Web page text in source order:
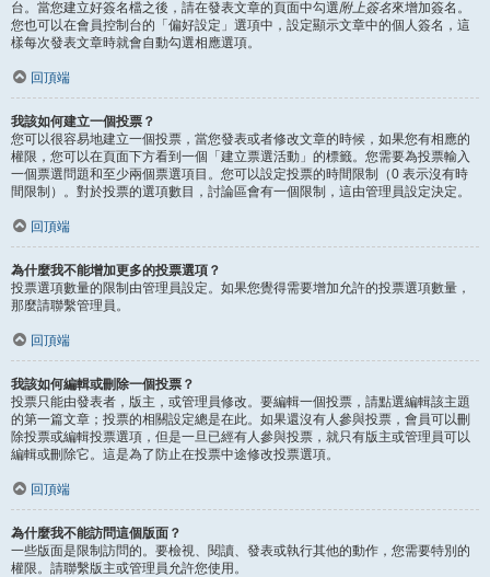
台。當您建立好簽名檔之後，請在發表文章的頁面中勾選附上簽名來增加簽名。
您也可以在會員控制台的「偏好設定」選項中，設定顯示文章中的個人簽名，這
樣每次發表文章時就會自動勾選相應選項。
回頂端
我該如何建立一個投票？
您可以很容易地建立一個投票，當您發表或者修改文章的時候，如果您有相應的
權限，您可以在頁面下方看到一個「建立票選活動」的標籤。您需要為投票輸入
一個票選問題和至少兩個票選項目。您可以設定投票的時間限制（0 表示沒有時
間限制）。對於投票的選項數目，討論區會有一個限制，這由管理員設定決定。
回頂端
為什麼我不能增加更多的投票選項？
投票選項數量的限制由管理員設定。如果您覺得需要增加允許的投票選項數量，
那麼請聯繫管理員。
回頂端
我該如何編輯或刪除一個投票？
投票只能由發表者，版主，或管理員修改。要編輯一個投票，請點選編輯該主題
的第一篇文章；投票的相關設定總是在此。如果還沒有人參與投票，會員可以刪
除投票或編輯投票選項，但是一旦已經有人參與投票，就只有版主或管理員可以
編輯或刪除它。這是為了防止在投票中途修改投票選項。
回頂端
為什麼我不能訪問這個版面？
一些版面是限制訪問的。要檢視、閱讀、發表或執行其他的動作，您需要特別的
權限。請聯繫版主或管理員允許您使用。